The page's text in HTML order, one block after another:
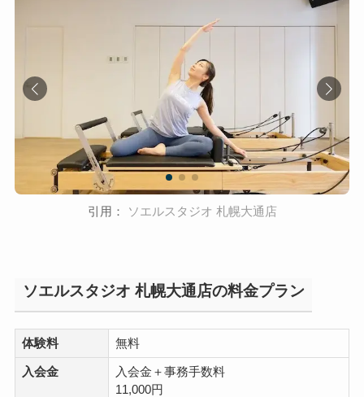
引用： ソエルスタジオ 札幌大通店
ソエルスタジオ 札幌大通店の料金プラン
体験料 無料
入会金
入会金＋事務手数料
11,000円